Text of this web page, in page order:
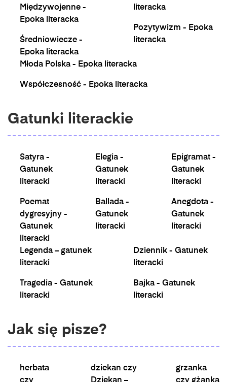
Międzywojenne -
Epoka literacka
Średniowiecze -
Epoka literacka
literacka
Pozytywizm - Epoka
literacka
Młoda Polska - Epoka literacka
Współczesność - Epoka literacka
Gatunki literackie
Satyra -
Gatunek
literacki
Poemat
dygresyjny -
Gatunek
literacki
Elegia -
Gatunek
literacki
Ballada -
Gatunek
literacki
Epigramat -
Gatunek
literacki
Anegdota -
Gatunek
literacki
Legenda – gatunek
literacki
Tragedia - Gatunek
literacki
Dziennik - Gatunek
literacki
Bajka - Gatunek
literacki
Jak się pisze?
herbata
dziekan czy
grzanka